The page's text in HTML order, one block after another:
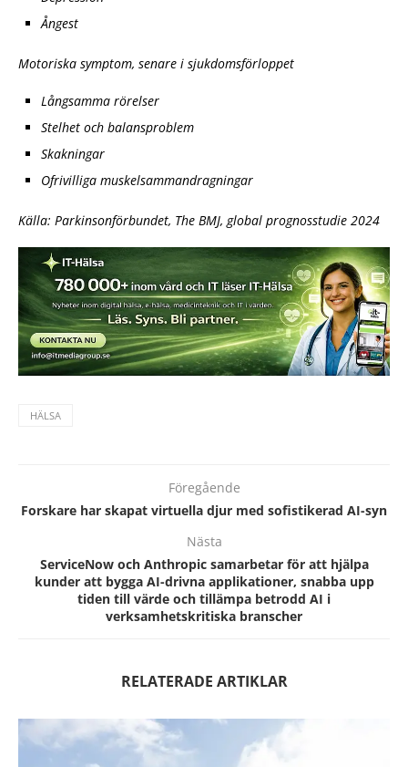
Ångest
Motoriska symptom, senare i sjukdomsförloppet
Långsamma rörelser
Stelhet och balansproblem
Skakningar
Ofrivilliga muskelsammandragningar
Källa: Parkinsonförbundet, The BMJ, global prognosstudie 2024
HÄLSA
Föregående
Forskare har skapat virtuella djur med sofistikerad AI-syn
Nästa
ServiceNow och Anthropic samarbetar för att hjälpa
kunder att bygga AI-drivna applikationer, snabba upp
tiden till värde och tillämpa betrodd AI i
verksamhetskritiska branscher
RELATERADE ARTIKLAR